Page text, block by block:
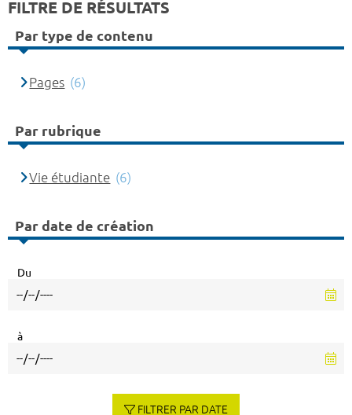
FILTRE DE RÉSULTATS
Par type de contenu
Pages (6)
Par rubrique
Vie étudiante (6)
Par date de création
Du
à
FILTRER PAR DATE